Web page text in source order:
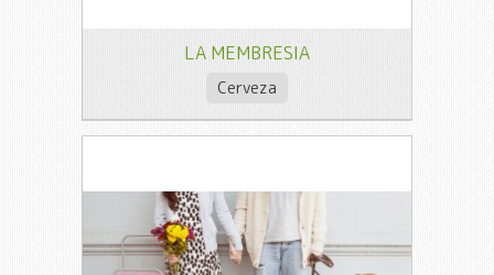
LA MEMBRESIA
Cerveza